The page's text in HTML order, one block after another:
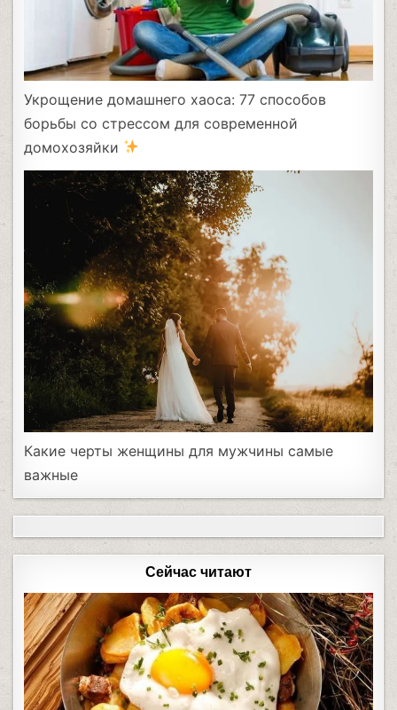
Укрощение домашнего хаоса: 77 способов
борьбы со стрессом для современной
домохозяйки
Какие черты женщины для мужчины самые
важные
Сейчас читают